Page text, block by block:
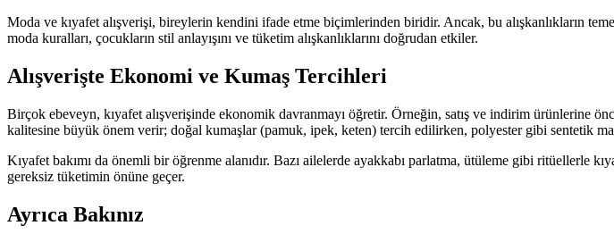
Moda ve kıyafet alışverişi, bireylerin kendini ifade etme biçimlerinden biridir. Ancak, bu alışkanlıkların
moda kuralları, çocukların stil anlayışını ve tüketim alışkanlıklarını doğrudan etkiler.
Alışverişte Ekonomi ve Kumaş Tercihleri
Birçok ebeveyn, kıyafet alışverişinde ekonomik davranmayı öğretir. Örneğin, satış ve indirim ürünlerine
kalitesine büyük önem verir; doğal kumaşlar (pamuk, ipek, keten) tercih edilirken, polyester gibi sentetik
Kıyafet bakımı da önemli bir öğrenme alanıdır. Bazı ailelerde ayakkabı parlatma, ütüleme gibi ritüellerle
gereksiz tüketimin önüne geçer.
Ayrıca Bakınız